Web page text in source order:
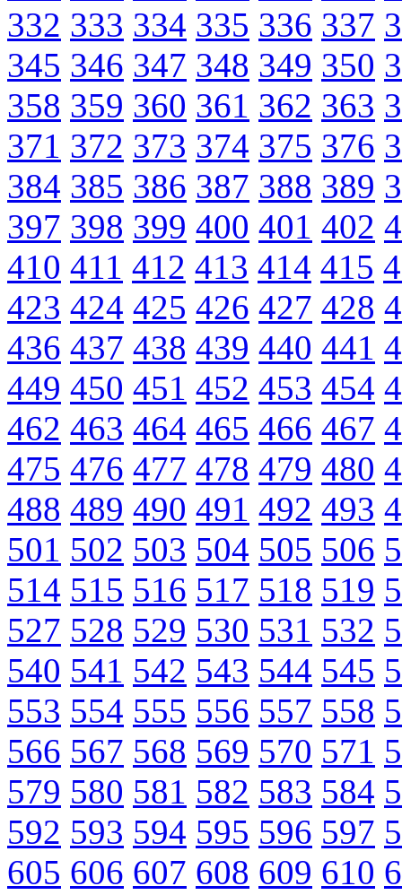
332 333 334 335 336 337
345 346 347 348 349 350
358 359 360 361 362 363
371 372 373 374 375 376
384 385 386 387 388 389
397 398 399 400 401 402
410 411 412 413 414 415
423 424 425 426 427 428
436 437 438 439 440 441
449 450 451 452 453 454
462 463 464 465 466 467
475 476 477 478 479 480
488 489 490 491 492 493
501 502 503 504 505 506
514 515 516 517 518 519
527 528 529 530 531 532
540 541 542 543 544 545
553 554 555 556 557 558
566 567 568 569 570 571
579 580 581 582 583 584
592 593 594 595 596 597
605 606 607 608 609 610